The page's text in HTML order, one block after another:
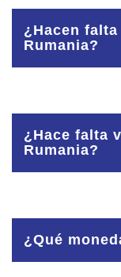
¿Hacen
Rumania?
¿Hace falta
Rumania?
¿Qué